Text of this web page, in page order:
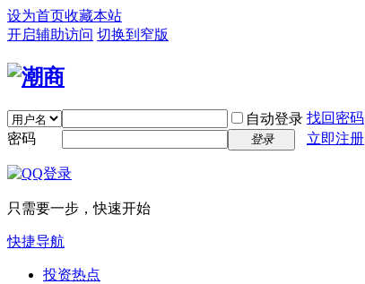
设为首页收藏本站
开启辅助访问 切换到窄版
自动登录 找回密码
密码
登录 立即注册
只需要一步，快速开始
快捷导航
投资热点